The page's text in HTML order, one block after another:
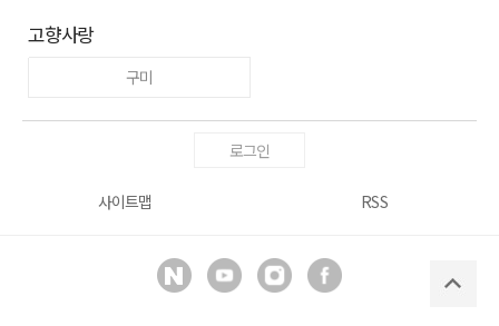
고향사랑
구미
로그인
사이트맵 RSS